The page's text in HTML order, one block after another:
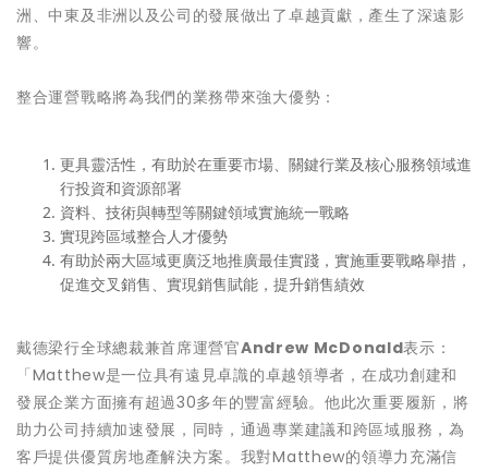
洲、中東及非洲以及公司的發展做出了卓越貢獻，產生了深遠影
響。
整合運營戰略將為我們的業務帶來強大優勢：
更具靈活性，有助於在重要市場、關鍵行業及核心服務領域進
行投資和資源部署
資料、技術與轉型等關鍵領域實施統一戰略
實現跨區域整合人才優勢
有助於兩大區域更廣泛地推廣最佳實踐，實施重要戰略舉措，
促進交叉銷售、實現銷售賦能，提升銷售績效
戴德梁行全球總裁兼首席運營官Andrew McDonald表示：
「Matthew是一位具有遠見卓識的卓越領導者，在成功創建和
發展企業方面擁有超過30多年的豐富經驗。他此次重要履新，將
助力公司持續加速發展，同時，通過專業建議和跨區域服務，為
客戶提供優質房地產解決方案。我對Matthew的領導力充滿信